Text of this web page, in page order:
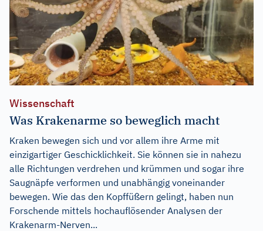
Wissenschaft
Was Krakenarme so beweglich macht
Kraken bewegen sich und vor allem ihre Arme mit
einzigartiger Geschicklichkeit. Sie können sie in nahezu
alle Richtungen verdrehen und krümmen und sogar ihre
Saugnäpfe verformen und unabhängig voneinander
bewegen. Wie das den Kopffüßern gelingt, haben nun
Forschende mittels hochauflösender Analysen der
Krakenarm-Nerven...